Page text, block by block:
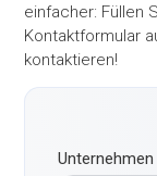
einfacher: Füllen
Kontaktformular
kontaktieren!
Unternehmen